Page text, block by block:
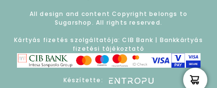
All design and content Copyright belongs to
Sugarshop. All rights reserved.
Kártyás fizetés szolgáltatója: CIB Bank | Bankkártyás
fizetési tájékoztató
Készítette: